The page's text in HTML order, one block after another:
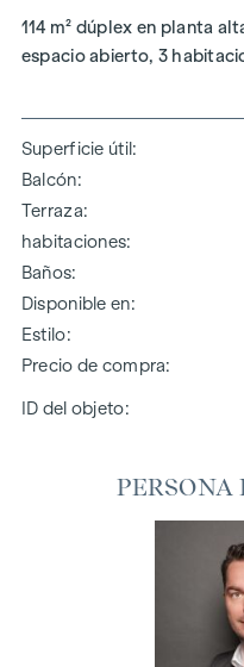
114 m² dúplex en planta
espacio abierto, 3
Superficie útil
Balcón
Terraza
habitaciones
Baños
Disponible en
Estilo
Precio de compra
ID del objeto:
PERSONA